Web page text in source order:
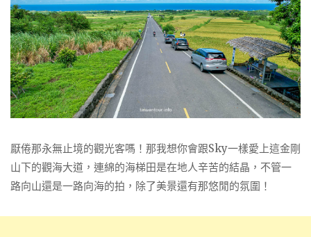
厭倦那永無止境的觀光客嗎！那我想你會跟Sky一樣愛上這金剛
山下的觀海大道，連綿的海梯田是在地人辛苦的結晶，不管一
路向山還是一路向海的拍，除了美景還有那悠閒的氛圍！